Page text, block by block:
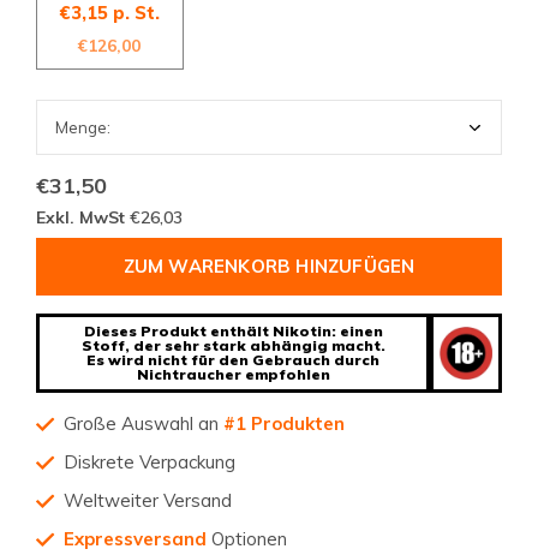
€3,15 p. St.
€126,00
€31,50
Exkl. MwSt €26,03
ZUM WARENKORB HINZUFÜGEN
Dieses Produkt enthält Nikotin: einen
Stoff, der sehr stark abhängig macht.
Es wird nicht für den Gebrauch durch
Nichtraucher empfohlen
Große Auswahl an #1 Produkten
Diskrete Verpackung
Weltweiter Versand
Expressversand Optionen